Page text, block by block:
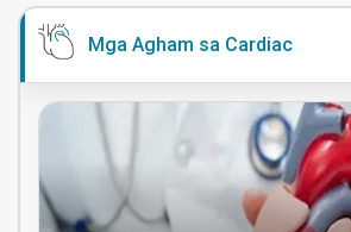
Mga Agham sa Cardiac